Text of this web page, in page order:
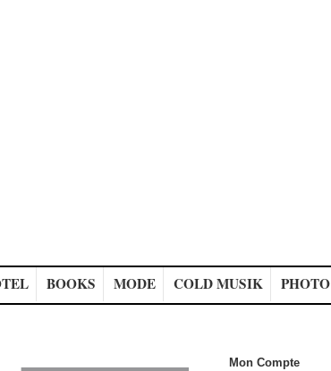
BOOKS MODE COLD MUSIK PHOTO
Mon Compte